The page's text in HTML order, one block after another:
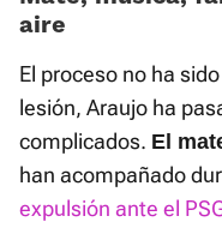
aire
El proceso no ha
lesión, Araujo ha
complicados. El
han acompañado
expulsión ante el